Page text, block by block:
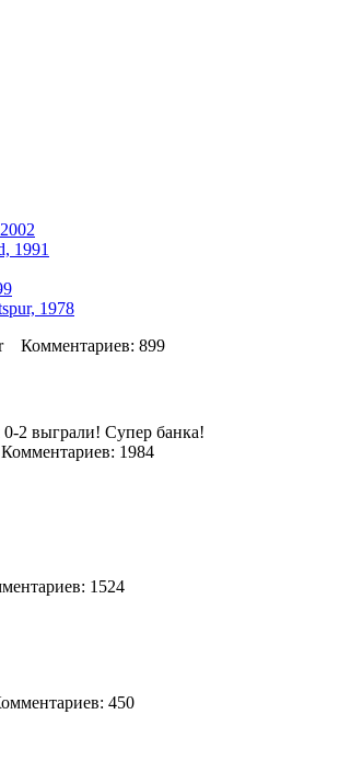
1991
1978
Комментариев: 899
2 выграли! Супер банка!
1984
1524
450